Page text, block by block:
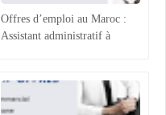
Offres d’emploi au Maroc :
Assistant administratif à
Commerciaux à Rabat-Salé et
Assistant RH à Agadir